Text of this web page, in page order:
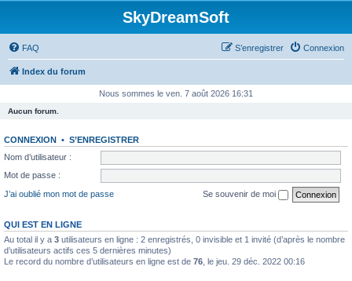
SkyDreamSoft
FAQ Connexion
S’enregistrer
Index du forum
Nous sommes le ven. 7 août 2026 16:31
Aucun forum.
CONNEXION • S’ENREGISTRER
Nom d’utilisateur :
Mot de passe :
J’ai oublié mon mot de passe
Se souvenir de moi
QUI EST EN LIGNE
Au total il y a 3 utilisateurs en ligne : 2 enregistrés, 0 invisible et 1 invité (d’après le nombre
d’utilisateurs actifs ces 5 dernières minutes)
Le record du nombre d’utilisateurs en ligne est de 76 , le jeu. 29 déc. 2022 00:16